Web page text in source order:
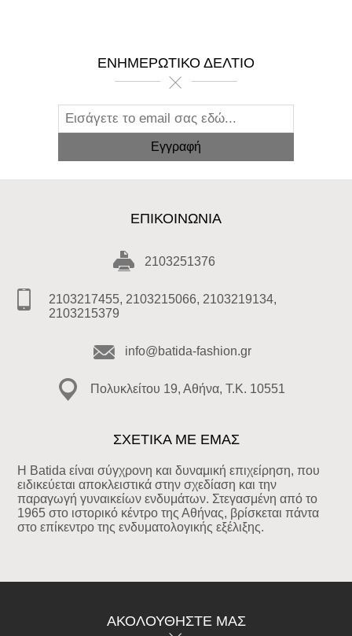
ΕΝΗΜΕΡΩΤΙΚΌ ΔΕΛΤΊΟ
ΕΠΙΚΟΙΝΩΝΊΑ
2103251376
2103217455, 2103215066, 2103219134,
2103215379
info@batida-fashion.gr
Πολυκλείτου 19, Αθήνα, T.K. 10551
ΣΧΕΤΙΚΑ ΜΕ ΕΜΑΣ
Η Batida είναι σύγχρονη και δυναμική επιχείρηση, που
ειδικεύεται αποκλειστικά στην σχεδίαση και την
παραγωγή γυναικείων ενδυμάτων. Στεγασμένη από το
1965 στο ιστορικό κέντρο της Αθήνας, βρίσκεται πάντα
στο επίκεντρο της ενδυματολογικής εξέλιξης.
ΑΚΟΛΟΥΘΉΣΤΕ ΜΑΣ